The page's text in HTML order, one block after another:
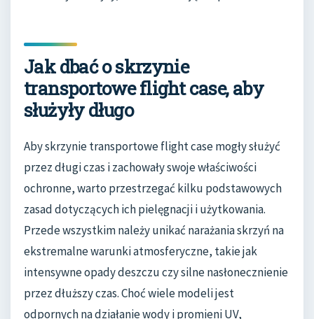
Jak dbać o skrzynie
transportowe flight case, aby
służyły długo
Aby skrzynie transportowe flight case mogły służyć
przez długi czas i zachowały swoje właściwości
ochronne, warto przestrzegać kilku podstawowych
zasad dotyczących ich pielęgnacji i użytkowania.
Przede wszystkim należy unikać narażania skrzyń na
ekstremalne warunki atmosferyczne, takie jak
intensywne opady deszczu czy silne nasłonecznienie
przez dłuższy czas. Choć wiele modeli jest
odpornych na działanie wody i promieni UV,